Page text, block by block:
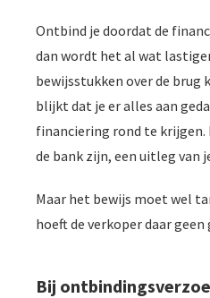
Ontbind je doordat de
dan wordt het al wat
bewijsstukken over de brug
blijkt dat je er alles aan
financiering rond te krijgen.
de bank zijn, een uitleg van
Maar het bewijs moet wel
hoeft de verkoper daar
Bij